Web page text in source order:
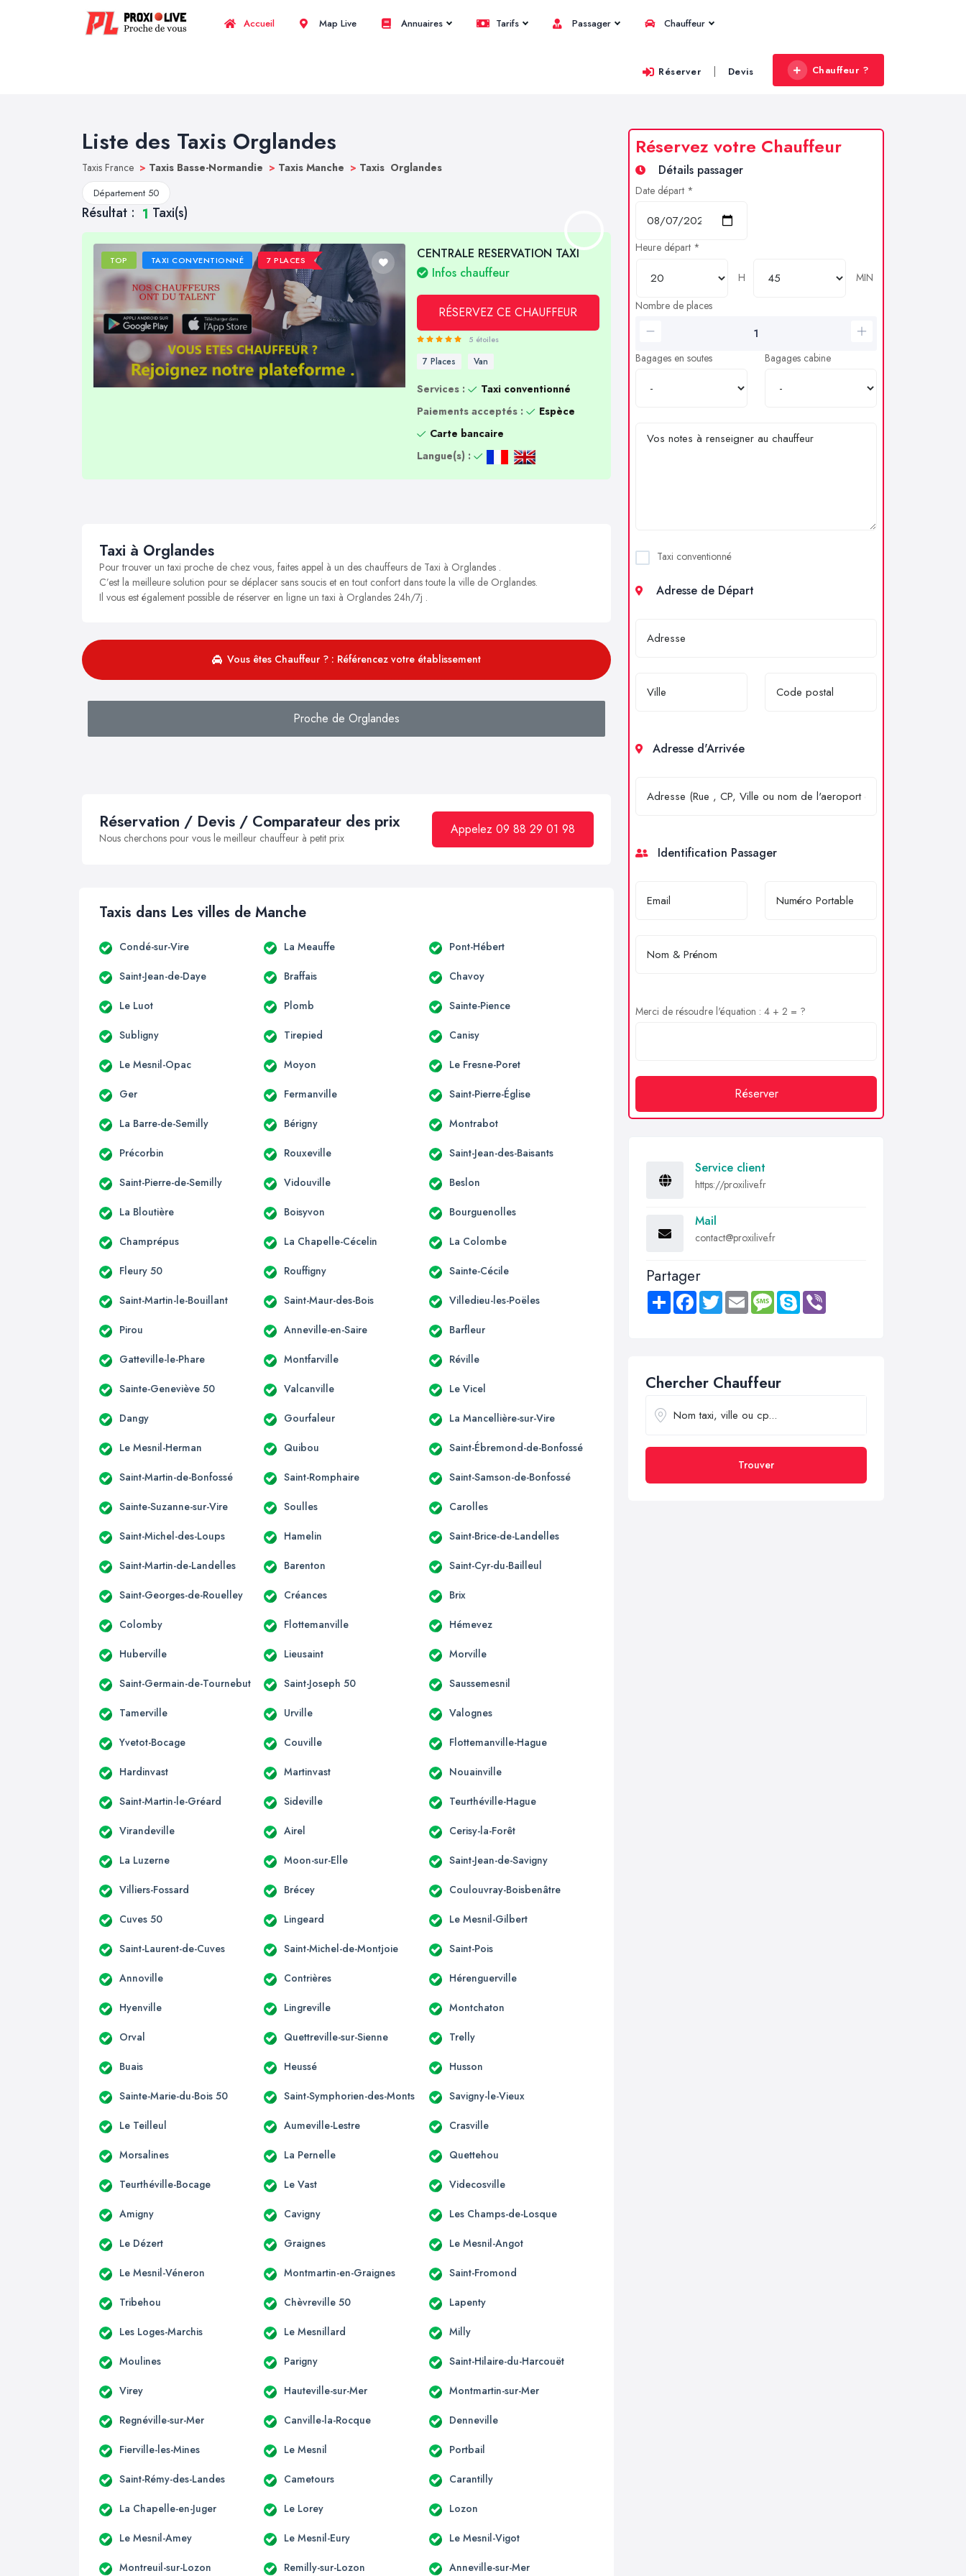
Accueil Map Live Annuaires Tarifs Passager Chauffeur
Réserver | Devis Chauffeur ?
Liste des Taxis Orglandes
Taxis France > Taxis Basse-Normandie > Taxis Manche > Taxis Orglandes
Département 50
Résultat : 1 Taxi(s)
TOP TAXI CONVENTIONNÉ 7 PLACES
CENTRALE RESERVATION TAXI
Infos chauffeur
RÉSERVEZ CE CHAUFFEUR
5 étoiles
7 Places Van
Services :
Taxi conventionné
Paiements acceptés :
Espèce
Carte bancaire
Langue(s) :
Taxi à Orglandes
Pour trouver un taxi proche de chez vous, faites appel à un des chauffeurs de Taxi à Orglandes .
C’est la meilleure solution pour se déplacer sans soucis et en tout confort dans toute la ville de Orglandes.
Il vous est également possible de réserver en ligne un taxi à Orglandes 24h/7j .
Vous êtes Chauffeur ? : Référencez votre établissement
Proche de Orglandes
Réservation / Devis / Comparateur des prix
Nous cherchons pour vous le meilleur chauffeur à petit prix
Appelez 09 88 29 01 98
Taxis dans Les villes de Manche
Condé-sur-Vire La Meauffe Pont-Hébert
Saint-Jean-de-Daye Braffais Chavoy
Le Luot Plomb Sainte-Pience
Subligny Tirepied Canisy
Le Mesnil-Opac Moyon Le Fresne-Poret
Ger Fermanville Saint-Pierre-Église
La Barre-de-Semilly Bérigny Montrabot
Précorbin Rouxeville Saint-Jean-des-Baisants
Saint-Pierre-de-Semilly Vidouville Beslon
La Bloutière Boisyvon Bourguenolles
Champrépus La Chapelle-Cécelin La Colombe
Fleury 50 Rouffigny Sainte-Cécile
Saint-Martin-le-Bouillant Saint-Maur-des-Bois Villedieu-les-Poëles
Pirou Anneville-en-Saire Barfleur
Gatteville-le-Phare Montfarville Réville
Sainte-Geneviève 50 Valcanville Le Vicel
Dangy Gourfaleur La Mancellière-sur-Vire
Le Mesnil-Herman Quibou Saint-Ébremond-de-Bonfossé
Saint-Martin-de-Bonfossé Saint-Romphaire Saint-Samson-de-Bonfossé
Sainte-Suzanne-sur-Vire Soulles Carolles
Saint-Michel-des-Loups Hamelin Saint-Brice-de-Landelles
Saint-Martin-de-Landelles Barenton Saint-Cyr-du-Bailleul
Saint-Georges-de-Rouelley Créances Brix
Colomby Flottemanville Hémevez
Huberville Lieusaint Morville
Saint-Germain-de-Tournebut Saint-Joseph 50 Saussemesnil
Tamerville Urville Valognes
Yvetot-Bocage Couville Flottemanville-Hague
Hardinvast Martinvast Nouainville
Saint-Martin-le-Gréard Sideville Teurthéville-Hague
Virandeville Airel Cerisy-la-Forêt
La Luzerne Moon-sur-Elle Saint-Jean-de-Savigny
Villiers-Fossard Brécey Coulouvray-Boisbenâtre
Cuves 50 Lingeard Le Mesnil-Gilbert
Saint-Laurent-de-Cuves Saint-Michel-de-Montjoie Saint-Pois
Annoville Contrières Hérenguerville
Hyenville Lingreville Montchaton
Orval Quettreville-sur-Sienne Trelly
Buais Heussé Husson
Sainte-Marie-du-Bois 50 Saint-Symphorien-des-Monts Savigny-le-Vieux
Le Teilleul Aumeville-Lestre Crasville
Morsalines La Pernelle Quettehou
Teurthéville-Bocage Le Vast Videcosville
Amigny Cavigny Les Champs-de-Losque
Le Dézert Graignes Le Mesnil-Angot
Le Mesnil-Véneron Montmartin-en-Graignes Saint-Fromond
Tribehou Chèvreville 50 Lapenty
Les Loges-Marchis Le Mesnillard Milly
Moulines Parigny Saint-Hilaire-du-Harcouët
Virey Hauteville-sur-Mer Montmartin-sur-Mer
Regnéville-sur-Mer Canville-la-Rocque Denneville
Fierville-les-Mines Le Mesnil Portbail
Saint-Rémy-des-Landes Cametours Carantilly
La Chapelle-en-Juger Le Lorey Lozon
Le Mesnil-Amey Le Mesnil-Eury Le Mesnil-Vigot
Montreuil-sur-Lozon Remilly-sur-Lozon Anneville-sur-Mer
Réservez votre Chauffeur
Détails passager
Date départ *
Heure départ *
H
MIN
Nombre de places
Bagages en soutes Bagages cabine
Taxi conventionné
Adresse de Départ
Adresse d'Arrivée
Identification Passager
Merci de résoudre l'équation : 4 + 2 = ?
Réserver
Service client
https://proxilive.fr
Mail
contact@proxilive.fr
Partager
Share FacebookTwitter Email MessageSkype
Chercher Chauffeur
Trouver